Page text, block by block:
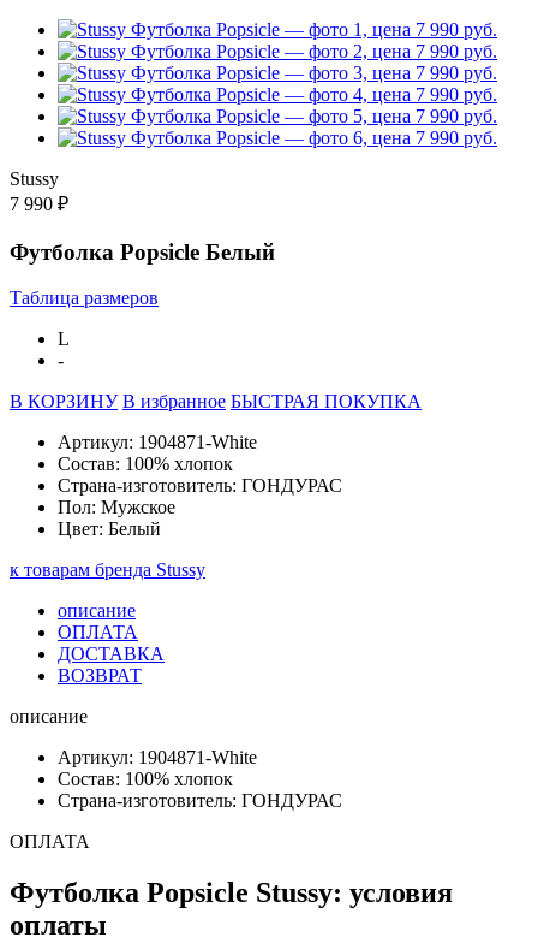
Stussy
7 990 ₽
Футболка Popsicle Белый
Таблица размеров
L
-
В КОРЗИНУ В избранное БЫСТРАЯ ПОКУПКА
Артикул: 1904871-White
Состав: 100% хлопок
Страна-изготовитель: ГОНДУРАС
Пол: Мужское
Цвет: Белый
к товарам бренда Stussy
описание
ОПЛАТА
ДОСТАВКА
ВОЗВРАТ
описание
Артикул: 1904871-White
Состав: 100% хлопок
Страна-изготовитель: ГОНДУРАС
ОПЛАТА
Футболка Popsicle Stussy: условия
оплаты